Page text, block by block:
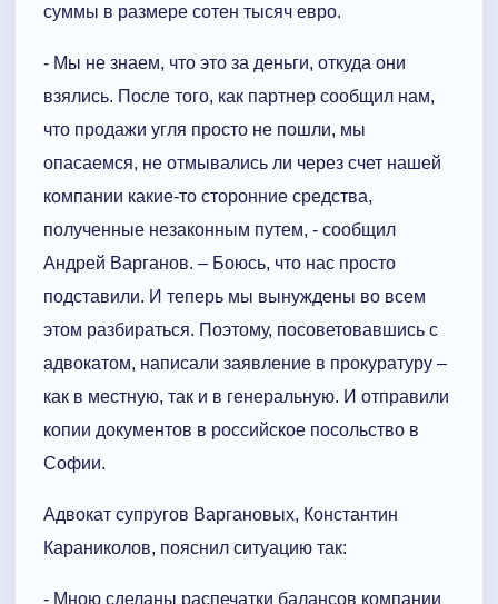
суммы в размере сотен тысяч евро.
- Мы не знаем, что это за деньги, откуда они
взялись. После того, как партнер сообщил нам,
что продажи угля просто не пошли, мы
опасаемся, не отмывались ли через счет нашей
компании какие-то сторонние средства,
полученные незаконным путем, - сообщил
Андрей Варганов. – Боюсь, что нас просто
подставили. И теперь мы вынуждены во всем
этом разбираться. Поэтому, посоветовавшись с
адвокатом, написали заявление в прокуратуру –
как в местную, так и в генеральную. И отправили
копии документов в российское посольство в
Софии.
Адвокат супругов Варгановых, Константин
Караниколов, пояснил ситуацию так:
- Мною сделаны распечатки балансов компании